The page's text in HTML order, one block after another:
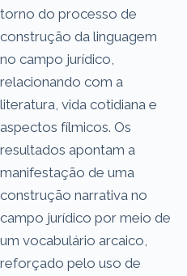
torno do processo de
construção da linguagem
no campo jurídico,
relacionando com a
literatura, vida cotidiana e
aspectos fílmicos. Os
resultados apontam a
manifestação de uma
construção narrativa no
campo jurídico por meio de
um vocabulário arcaico,
reforçado pelo uso de